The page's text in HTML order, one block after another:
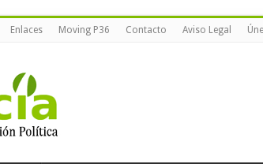
Enlaces Moving P36 Contacto Aviso Legal